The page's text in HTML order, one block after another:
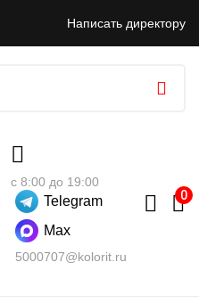
Написать директору
с 8:00 до 19:00
Telegram
Max
5000707@kolorit.ru